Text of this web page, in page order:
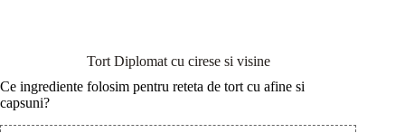
Tort Diplomat cu cirese si visine
Ce ingrediente folosim pentru reteta de tort cu afine si
capsuni?